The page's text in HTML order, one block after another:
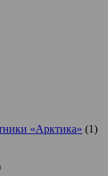
«Арктика» (1)